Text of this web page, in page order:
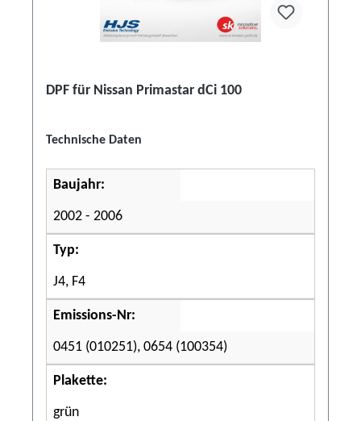
DPF für Nissan Primastar dCi 100
Technische Daten
Baujahr:
2002 - 2006
Typ:
J4, F4
Emissions-Nr:
0451 (010251), 0654 (100354)
Plakette:
grün